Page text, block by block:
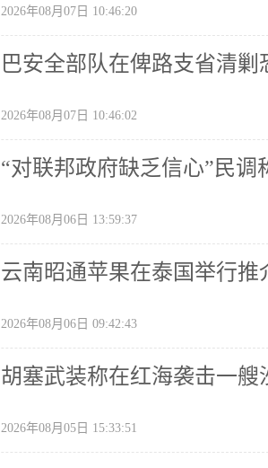
2026年08月07日 10:46:20
巴安全部队在俾路支省清
2026年08月07日 10:46:02
“对联邦政府缺乏信心”民
2026年08月06日 13:59:37
云南昭通苹果在泰国举行推
2026年08月06日 09:42:43
胡塞武装称在红海袭击一艘
2026年08月05日 15:33:51